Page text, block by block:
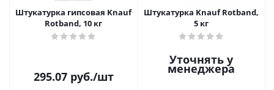
Штукатурка гипсовая Knauf
Rotband, 10 кг
295.07руб./шт
Штукатурка Knauf Rotband,
5 кг
Уточнять у
менеджера